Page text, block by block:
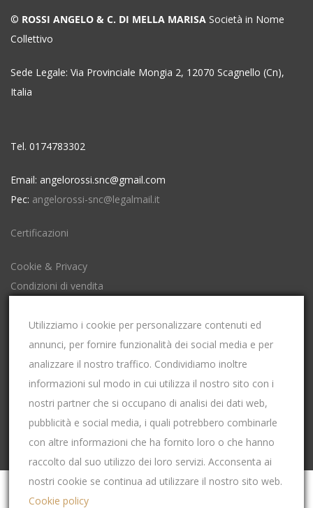
© ROSSI ANGELO & C. DI MELLA MARISA Società in Nome
Collettivo
Sede Legale: Via Provinciale Mongia 2, 12070 Scagnello (Cn),
Italia
Tel. 0174783302
Email: angelorossi.snc@gmail.com
Pec: angelorossi-snc@legalmail.it
Certificazioni
Cookie & Privacy
Condizioni di vendita
P.Iva: 00653600049
Codice Fiscale: 00653600049
Iscrizione al registro imprese di CUNEO
REA: CN-115158
Utilizziamo i cookie per personalizzare contenuti ed
annunci, per fornire funzionalità dei social media e per
analizzare il nostro traffico. Condividiamo inoltre
informazioni sul modo in cui utilizza il nostro sito con i
nostri partner che si occupano di analisi dei dati web,
pubblicità e social media, i quali potrebbero combinarle
con altre informazioni che ha fornito loro o che hanno
raccolto dal suo utilizzo dei loro servizi. Acconsenta ai
nostri cookie se continua ad utilizzare il nostro sito web.
Cookie policy